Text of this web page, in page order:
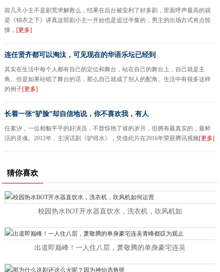
前几天小主不是剧荒求解救么，结果在后台被安利了好多剧，里面呼声最高的就
是《锦衣之下》讲真这部剧小主一开始也是追过半集的，男主的出场方式有点惊
悚， [更多]
连任贤齐都可以淘汰，可见现在的华语乐坛已经到
其实在生活中每个人都有自己的定位和舞台，站在自己的舞台上，自己就是主
角。但是如果站错了舞台的话，那么自己就成了别人的配角。生活中有很多这样
的例子[更多]
长着一张“驴脸”却自信地说，你不喜欢我，有人
任素汐，一位相貌平平的好演员，不曾惊艳了谁的岁月，但拥有最真实的，最鲜
活的灵魂。2012年，主演话剧《驴得水》，凭借此片在2016年荣获腾讯视频[更多]
猜你喜欢
校园热水BOT开水器直饮水，洗衣机，吹风机如
出道即巅峰！一人住八层，萧敬腾的单身豪宅连吴